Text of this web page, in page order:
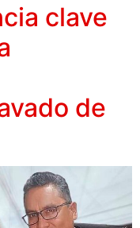
clave
de